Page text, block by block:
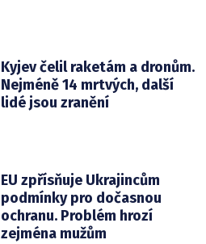
Kyjev čelil raketám a dronům.
Nejméně 14 mrtvých, další
lidé jsou zranění
EU zpřísňuje Ukrajincům
podmínky pro dočasnou
ochranu. Problém hrozí
zejména mužům